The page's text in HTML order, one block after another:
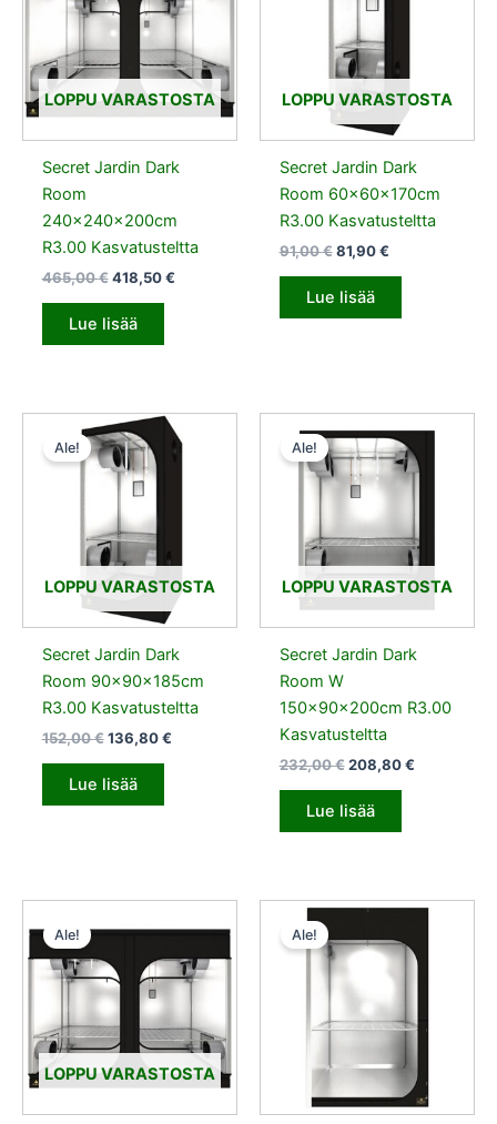
LOPPU VARASTOSTA
Secret Jardin Dark
Room
240x240x200cm
R3.00 Kasvatusteltta
465,00€ 418,50€
Lue lisää
LOPPU VARASTOSTA
Secret Jardin Dark
Room 60x60x170cm
R3.00 Kasvatusteltta
91,00€ 81,90€
Lue lisää
LOPPU VARASTOSTA
Ale!
Secret Jardin Dark
Room 90x90x185cm
R3.00 Kasvatusteltta
152,00€
Alkuperäinen
hinta
oli:
152,00 €.
136,80€
Nykyinen
hinta
on:
Lue lisää
LOPPU VARASTOSTA
Ale!
Secret Jardin Dark
Room W
150x90x200cm R3.00
Kasvatusteltta
232,00€
hinta
oli:
232,00 €.
208,80€
on:
208,80 €.
Lue lisää
LOPPU VARASTOSTA
Ale!
hinta
323,00 €.
hinta
290,70 €.
Ale!
Alkuperäinen
oli:
208,00 €.
Nykyinen
on:
187,20 €.